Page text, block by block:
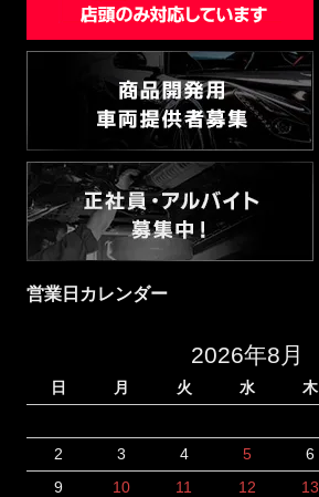
営業日カレンダー
2026年8月
日 月 火 水 木
2
3 4 5 6
9
10 11 12 13